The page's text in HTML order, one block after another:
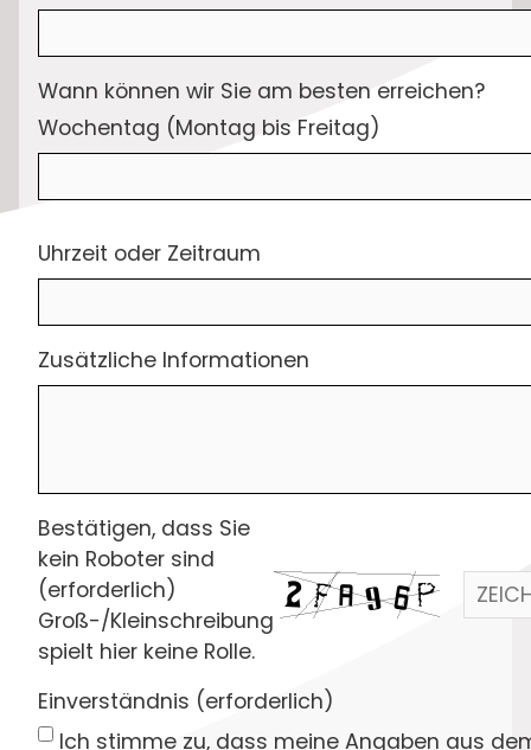
Wann können wir Sie am besten erreichen?
Wochentag (Montag bis Freitag)
Uhrzeit oder Zeitraum
Zusätzliche Informationen
Bestätigen, dass Sie
kein Roboter sind
(erforderlich)
Groß-/Kleinschreibung
spielt hier keine Rolle.
Einverständnis (erforderlich)
Ich stimme zu, dass meine Angaben aus